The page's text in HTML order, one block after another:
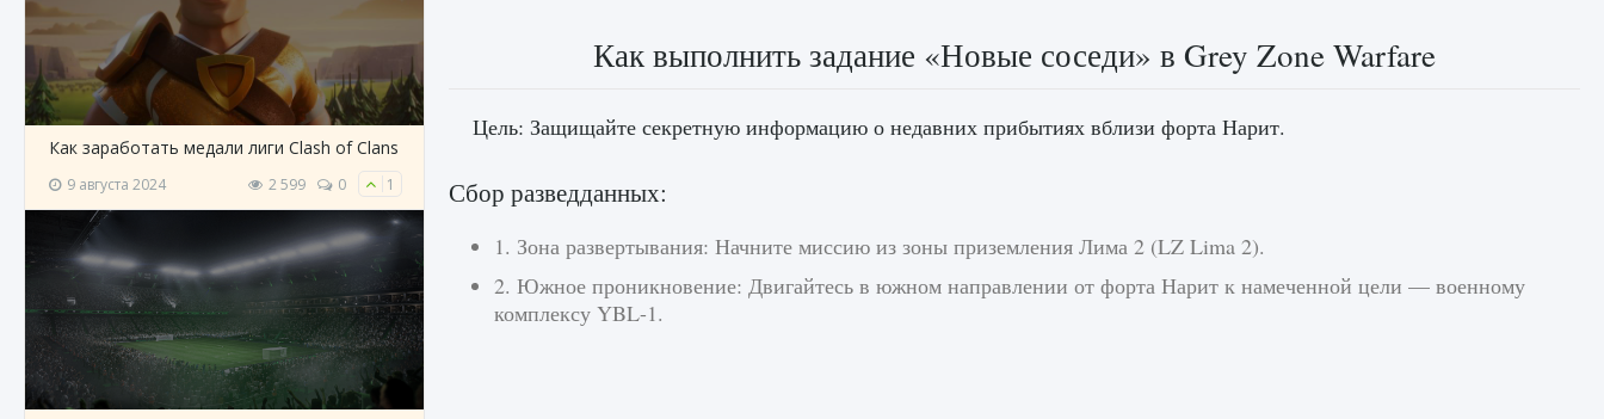
Как заработать медали лиги Clash of Clans
9 августа 2024 2 599 0 1
Как выполнить задание «Новые соседи» в Grey Zone Warfare
Цель: Защищайте секретную информацию о недавних прибытиях вблизи форта Нарит.
Сбор разведданных:
1. Зона развертывания: Начните миссию из зоны приземления Лима 2 (LZ Lima 2).
2. Южное проникновение: Двигайтесь в южном направлении от форта Нарит к намеченной цели — военному
комплексу YBL-1.